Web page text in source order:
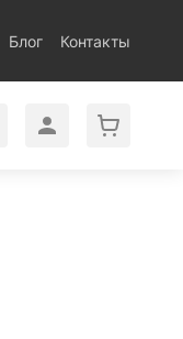
Блог Контакты